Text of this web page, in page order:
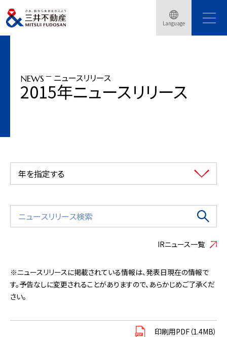
Language
トップページ ニュースリリース
「(仮称）TGMM芝浦プロジェクト」着工（2015年10月1日）
NEWS ニュースリリース
2015年ニュースリリース
年を指定する
IRニュース一覧
※ニュースリリースに掲載されている情報は、発表日現在の情報で
す。予告なしに変更されることがありますので、あらかじめご了承くだ
さい。
印刷用PDF（1.4MB）